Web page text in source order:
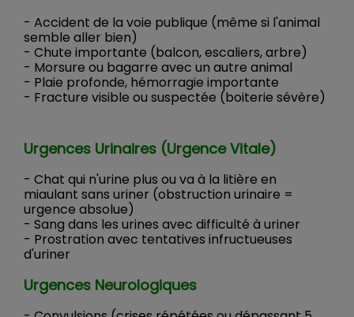
- Accident de la voie publique (même si l'animal
semble aller bien)
- Chute importante (balcon, escaliers, arbre)
- Morsure ou bagarre avec un autre animal
- Plaie profonde, hémorragie importante
- Fracture visible ou suspectée (boiterie sévère)
Urgences Urinaires (Urgence Vitale)
- Chat qui n'urine plus ou va à la litière en
miaulant sans uriner (obstruction urinaire =
urgence absolue)
- Sang dans les urines avec difficulté à uriner
- Prostration avec tentatives infructueuses
d'uriner
Urgences Neurologiques